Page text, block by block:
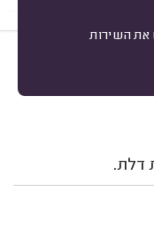
את השירות
דלת.